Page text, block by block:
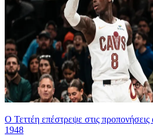
Ο Τεττέη επέστρεψε στις
1948